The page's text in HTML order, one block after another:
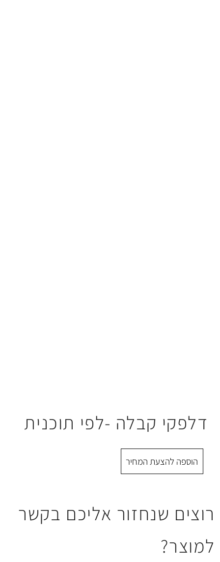
-לפי תוכנית
המחיר
אליכם בקשר